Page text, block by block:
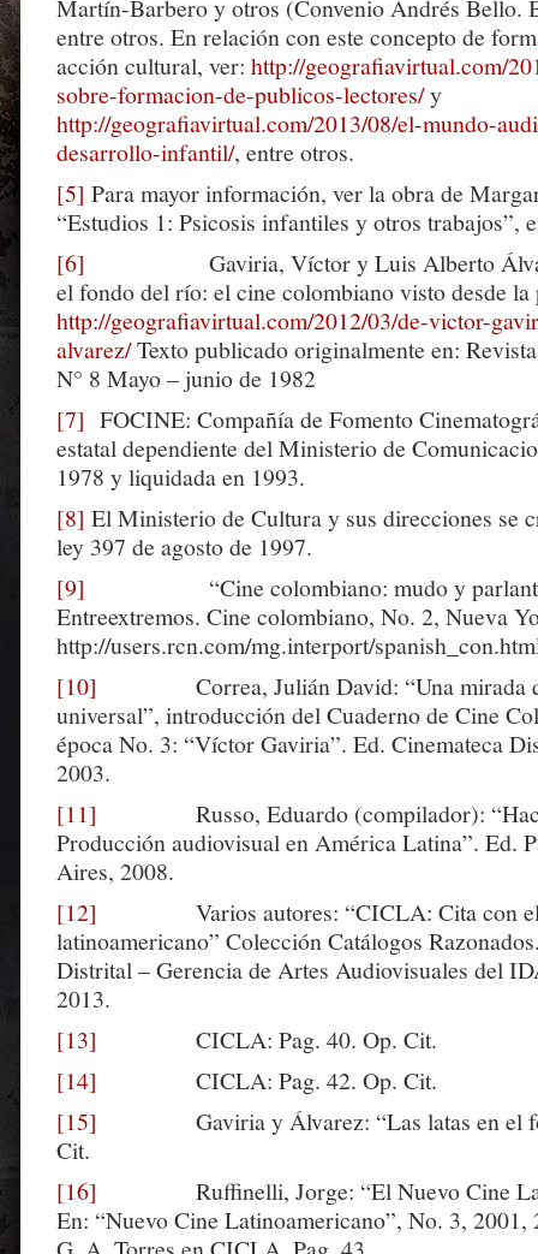
Martín-Barbero y otros (Convenio Andrés Bello.
entre otros. En relación con este concepto de
acción cultural, ver: http://geografiavirtual.com/
sobre-formacion-de-publicos-lectores/y
http://geografiavirtual.com/2013/08/el-mundo-
desarrollo-infantil/, entre otros.
[5] Para mayor información, ver la obra de
“Estudios 1: Psicosis infantiles y otros trabajos”,
[6] Gaviria, Víctor y Luis Alberto
el fondo del río: el cine colombiano visto desde
http://geografiavirtual.com/2012/03/de-victor-
alvarez/Texto publicado originalmente en:
N° 8 Mayo – junio de 1982
[7] FOCINE: Compañía de Fomento
estatal dependiente del Ministerio de
1978 y liquidada en 1993.
[8] El Ministerio de Cultura y sus direcciones se
ley 397 de agosto de 1997.
[9] “Cine colombiano: mudo y
Entreextremos. Cine colombiano, No. 2, Nueva
http://users.rcn.com/mg.interport/
[10] Correa, Julián David: “Una mirada
universal”, introducción del Cuaderno de Cine
época No. 3: “Víctor Gaviria”. Ed. Cinemateca
2003.
[11] Russo, Eduardo (compilador):
Producción audiovisual en América Latina”. Ed.
Aires, 2008.
[12] Varios autores: “CICLA: Cita con el
latinoamericano” Colección Catálogos
Distrital – Gerencia de Artes Audiovisuales del
2013.
[13] CICLA: Pag. 40. Op. Cit.
[14] CICLA: Pag. 42. Op. Cit.
[15] Gaviria y Álvarez: “Las latas en el
Cit.
[16] Ruffinelli, Jorge: “El Nuevo Cine
En: “Nuevo Cine Latinoamericano”, No. 3,